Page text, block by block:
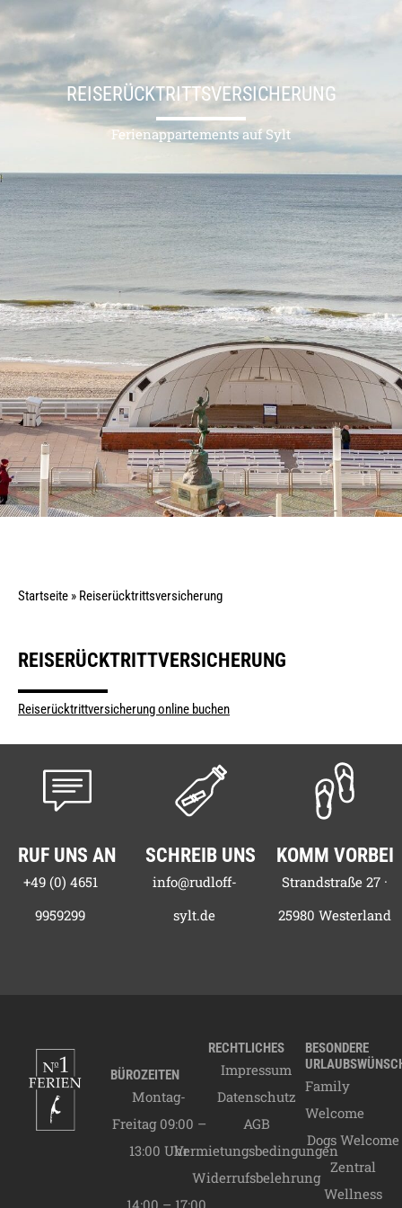
REISERÜCKTRITTSVERSICHERUNG
Ferienappartements auf Sylt
Startseite » Reiserücktrittsversicherung
REISERÜCKTRITTVERSICHERUNG
Reiserücktrittversicherung online buchen
RUF UNS AN
+49 (0) 4651
9959299
SCHREIB UNS
info@rudloff-
sylt.de
KOMM VORBEI
Strandstraße 27 ·
25980 Westerland
BÜROZEITEN
Montag-
Freitag 09:00 –
13:00 Uhr
RECHTLICHES
Impressum
Datenschutz
AGB
Vermietungsbedingungen
Widerrufsbelehrung
BESONDERE
Family
Welcome
Dogs Welcome
Zentral
Wellness